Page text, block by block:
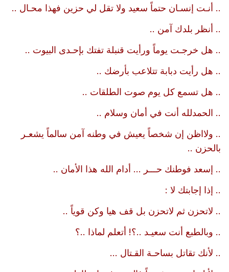
.. أنـت إنسـان حتماً سعيد ولا تقل لي حزين فهذا محـال ..
.. أنظر بلدك آمن ..
.. هل خرجـت يوماً ورأيت قنبلة تفتك بإحـدى البيوت ..
.. هل رأيت دبابة تتلاعب بأرضك ..
.. هل تسمع كل يوم صوت الطلقات ..
.. الحمدلله أنت في أمان وسلام ..
.. ولااظن إن شخصاً يعيش في وطنه آمن سالماً يشعـر
بالحزن ..
.. إسعد فوطنك حـــر ... أدام الله هذا الأمان ..
.. إذا إجابتك لا :
.. لاتحزن ثم لاتحزن بل قف هيا وكن قوياً ..
.. وبالطبع أنت سعيـد ..؟! أتعلم لماذا ..؟
.. لأنك تقاتل بساحـة القـتال ...